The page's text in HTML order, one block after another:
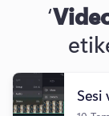
‘
Sesi